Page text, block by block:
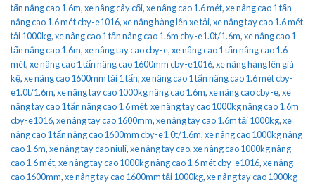
tấn nâng cao 1.6m,xe nâng cây cối,xe nâng cao 1.6 mét,xe nâng cao 1 tấn
nâng cao 1.6 mét cby-e1016,xe nâng hàng lên xe tải,xe nâng tay cao 1.6 mét
tải 1000kg,xe nâng cao 1 tấn nâng cao 1.6m cby-e1.0t/1.6m,xe nâng cao 1
tấn nâng cao 1.6m,xe nâng tay cao cby-e,xe nâng cao 1 tấn nâng cao 1.6
mét,xe nâng cao 1 tấn nâng cao 1600mm cby-e1016,xe nâng hàng lên giá
kệ,xe nâng cao 1600mm tải 1 tấn,xe nâng cao 1 tấn nâng cao 1.6 mét cby-
e1.0t/1.6m,xe nâng tay cao 1000kg nâng cao 1.6m,xe nâng cao cby-e,xe
nâng tay cao 1 tấn nâng cao 1.6 mét,xe nâng tay cao 1000kg nâng cao 1.6m
cby-e1016,xe nâng tay cao 1600mm,xe nâng tay cao 1.6m tải 1000kg,xe
nâng cao 1 tấn nâng cao 1600mm cby-e1.0t/1.6m,xe nâng cao 1000kg nâng
cao 1.6m,xe nâng tay cao niuli,xe nâng tay cao,xe nâng cao 1000kg nâng
cao 1.6 mét,xe nâng tay cao 1000kg nâng cao 1.6 mét cby-e1016,xe nâng
cao 1600mm,xe nâng tay cao 1600mm tải 1000kg,xe nâng tay cao 1000kg